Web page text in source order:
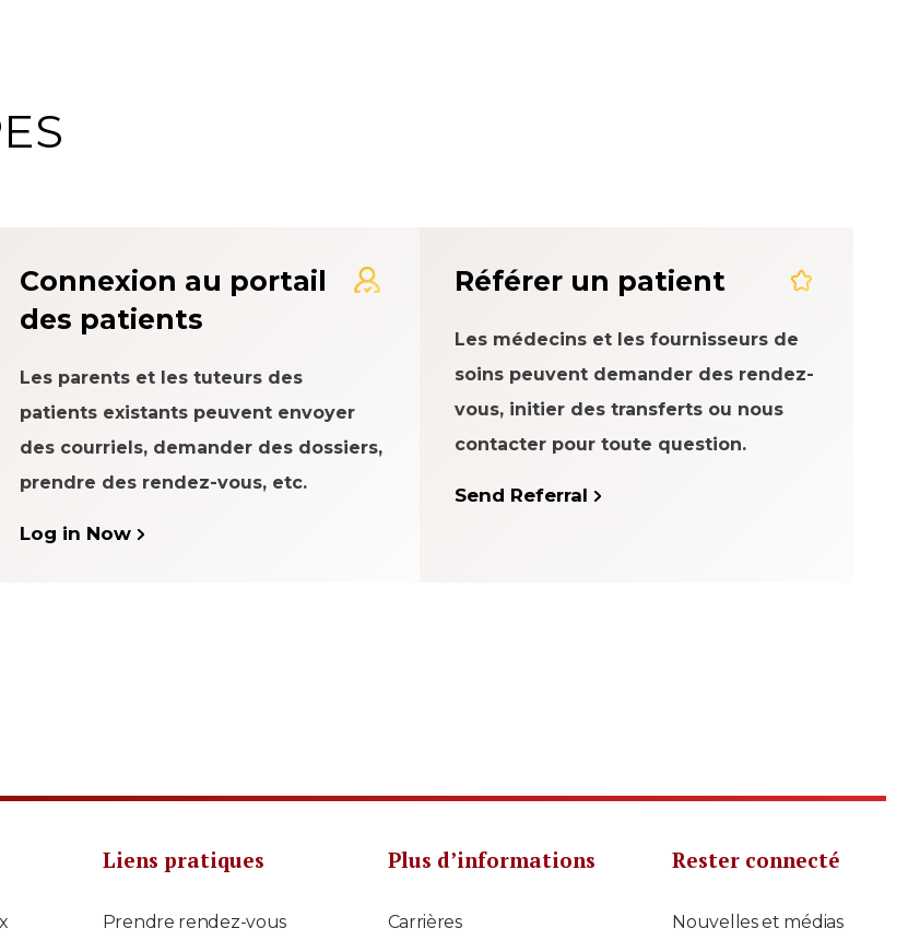
Connexion au portail
des patients
Les parents et les tuteurs des
patients existants peuvent envoyer
des courriels, demander des dossiers,
prendre des rendez-vous, etc.
Log in Now
Référer un patient
Les médecins et les fournisseurs de
soins peuvent demander des rendez-
vous, initier des transferts ou nous
contacter pour toute question.
Send Referral
Liens pratiques
Prendre rendez-vous
Plus d’informations
Carrières
Rester connecté
Nouvelles et médias